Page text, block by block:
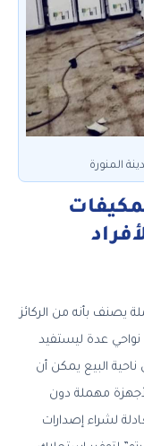
المنورة
يصنف بأنه من الركائز
نواحي عدة ليستفيد
البيع يمكن أن
مهملة دون
لشراء إصدارات